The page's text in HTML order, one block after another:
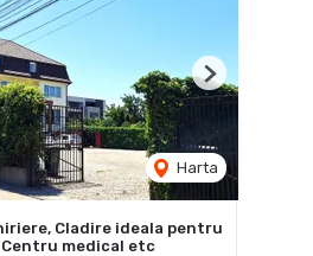
Harta
Next
Cladire ideala pentru
Centru medical etc